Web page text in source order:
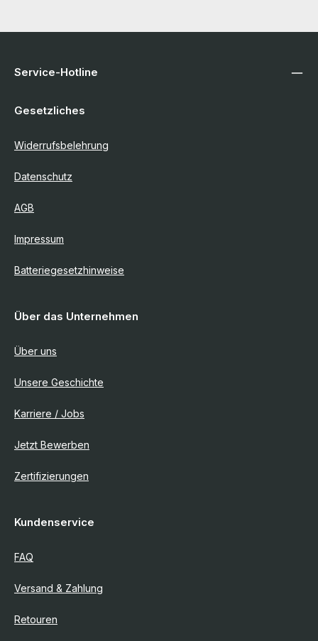
Service-Hotline
Gesetzliches
Widerrufsbelehrung
Datenschutz
AGB
Impressum
Batteriegesetzhinweise
Über das Unternehmen
Über uns
Unsere Geschichte
Karriere / Jobs
Jetzt Bewerben
Zertifizierungen
Kundenservice
FAQ
Versand & Zahlung
Retouren